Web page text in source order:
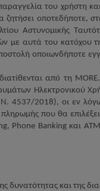
του χρήστη
ζητήσει οποτεδήποτε,
Αστυνομικής
με αυτά του
οποιωνδήποτε
από τη MORE.
Ηλεκτρονικού
Ν. 4537/2018), οι εν
που θα
, Phone Bankingκαι
δυνατότητας και